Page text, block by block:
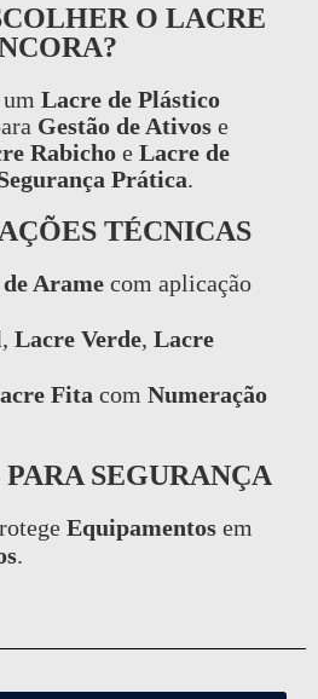
O LACRE
Lacre de Plástico
Gestão de Ativos e
Rabicho e Lacre de
Prática.
TÉCNICAS
Arame com aplicação
, Lacre Verde, Lacre
Fita com Numeração
SEGURANÇA
Equipamentos em
.